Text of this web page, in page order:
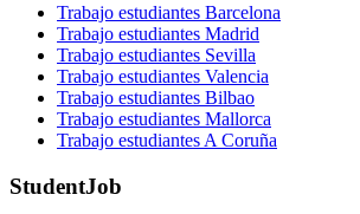
Trabajo estudiantes Barcelona
Trabajo estudiantes Madrid
Trabajo estudiantes Sevilla
Trabajo estudiantes Valencia
Trabajo estudiantes Bilbao
Trabajo estudiantes Mallorca
Trabajo estudiantes A Coruña
StudentJob